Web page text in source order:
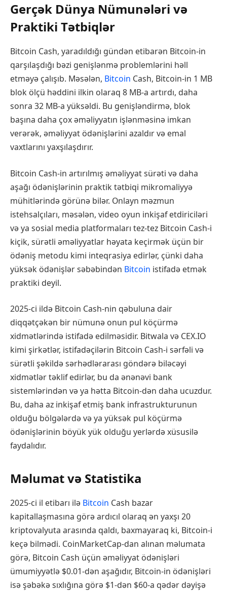
Gerçək Dünya Nümunələri və
Praktiki Tətbiqlər
Bitcoin Cash, yaradıldığı gündən etibarən Bitcoin-in
qarşılaşdığı bəzi genişlənmə problemlərini həll
etməyə çalışıb. Məsələn, Bitcoin Cash, Bitcoin-in 1 MB
blok ölçü həddini ilkin olaraq 8 MB-a artırdı, daha
sonra 32 MB-a yüksəldi. Bu genişləndirmə, blok
başına daha çox əməliyyatın işlənməsinə imkan
verərək, əməliyyat ödənişlərini azaldır və emal
vaxtlarını yaxşılaşdırır.
Bitcoin Cash-in artırılmış əməliyyat sürəti və daha
aşağı ödənişlərinin praktik tətbiqi mikromaliyyə
mühitlərində görünə bilər. Onlayn məzmun
istehsalçıları, məsələn, video oyun inkişaf etdiriciləri
və ya sosial media platformaları tez-tez Bitcoin Cash-i
kiçik, sürətli əməliyyatlar həyata keçirmək üçün bir
ödəniş metodu kimi inteqrasiya edirlər, çünki daha
yüksək ödənişlər səbəbindən Bitcoin istifadə etmək
praktiki deyil.
2025-ci ildə Bitcoin Cash-nin qəbuluna dair
diqqətçəkən bir nümunə onun pul köçürmə
xidmətlərində istifadə edilməsidir. Bitwala və CEX.IO
kimi şirkətlər, istifadəçilərin Bitcoin Cash-i sərfəli və
sürətli şəkildə sərhədlərarası göndərə biləcəyi
xidmətlər təklif edirlər, bu da ənənəvi bank
sistemlərindən və ya hətta Bitcoin-dən daha ucuzdur.
Bu, daha az inkişaf etmiş bank infrastrukturunun
olduğu bölgələrdə və ya yüksək pul köçürmə
ödənişlərinin böyük yük olduğu yerlərdə xüsusilə
faydalıdır.
Məlumat və Statistika
2025-ci il etibarı ilə Bitcoin Cash bazar
kapitallaşmasına görə ardıcıl olaraq ən yaxşı 20
kriptovalyuta arasında qaldı, baxmayaraq ki, Bitcoin-i
keçə bilmədi. CoinMarketCap-dan alınan məlumata
görə, Bitcoin Cash üçün əməliyyat ödənişləri
ümumiyyətlə $0.01-dən aşağıdır, Bitcoin-in ödənişləri
isə şəbəkə sıxlığına görə $1-dən $60-a qədər dəyişə